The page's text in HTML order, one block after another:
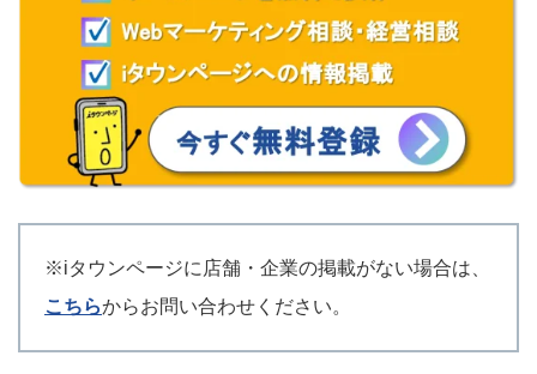
※iタウンページに店舗・企業の掲載がない場合は、
こちらからお問い合わせください。